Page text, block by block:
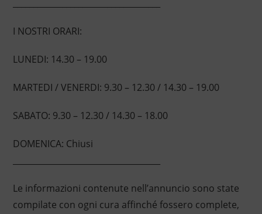
I NOSTRI ORARI:
LUNEDI: 14.30 – 19.00
MARTEDI / VENERDI: 9.30 – 12.30 / 14.30 – 19.00
SABATO: 9.30 – 12.30 / 14.30 – 18.00
DOMENICA: Chiusi
Le informazioni contenute nell’annuncio sono state
compilate con ogni cura affinché fossero complete,